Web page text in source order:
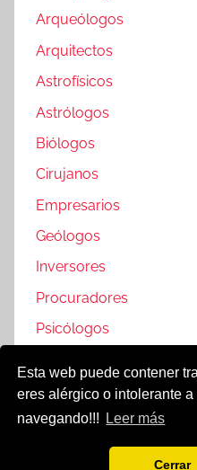
Esta web puede contener
eres alérgico o intolerante
navegando!!!
Leer más
Cerrar
Arqueólogos
Arquitectos
Astrofísicos
Astrólogos
Biólogos
Cirujanos
Empresarios
Geólogos
Inversores
Procuradores
Psicólogos
Política de